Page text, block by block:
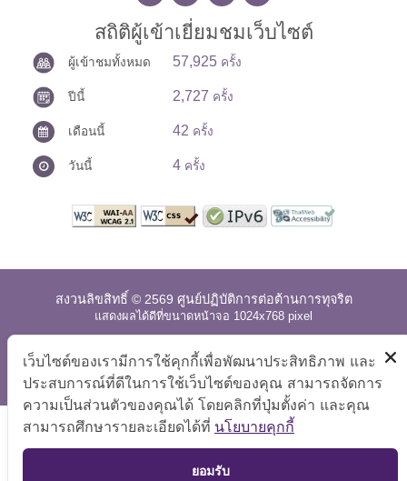
สถิติผู้เข้าเยี่ยมชมเว็บไซต์
ผู้เข้าชมทั้งหมด 57,925 ครั้ง
ปีนี้ 2,727 ครั้ง
เดือนนี้ 42 ครั้ง
วันนี้ 4 ครั้ง
สงวนลิขสิทธิ์ © 2569 ศูนย์ปฏิบัติการต่อต้านการทุจริต
แสดงผลได้ดีที่ขนาดหน้าจอ 1024x768 pixel
แผนผังเว็บไซต์ คำถามที่พบบ่อย นโยบายเว็บไซต์
|
การปฏิเสธความรับผิด
TOP
เว็บไซต์ของเรามีการใช้คุกกี้เพื่อพัฒนาประสิทธิภาพ และ
ประสบการณ์ที่ดีในการใช้เว็บไซต์ของคุณ สามารถจัดการ
ความเป็นส่วนตัวของคุณได้ โดยคลิกที่ปุ่มตั้งค่า และคุณ
สามารถศึกษารายละเอียดได้ที่ นโยบายคุกกี้
ยอมรับ